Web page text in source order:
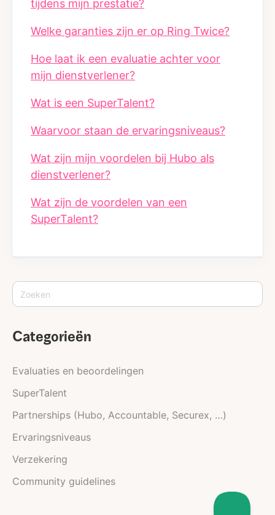
tijdens mijn prestatie?
Welke garanties zijn er op Ring Twice?
Hoe laat ik een evaluatie achter voor
mijn dienstverlener?
Wat is een SuperTalent?
Waarvoor staan de ervaringsniveaus?
Wat zijn mijn voordelen bij Hubo als
dienstverlener?
Wat zijn de voordelen van een
SuperTalent?
Categorieën
Evaluaties en beoordelingen
SuperTalent
Partnerships (Hubo, Accountable, Securex, …)
Ervaringsniveaus
Verzekering
Community guidelines